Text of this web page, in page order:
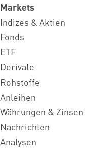
Markets
Indizes & Aktien
Fonds
ETF
Derivate
Rohstoffe
Anleihen
Währungen & Zinsen
Nachrichten
Analysen